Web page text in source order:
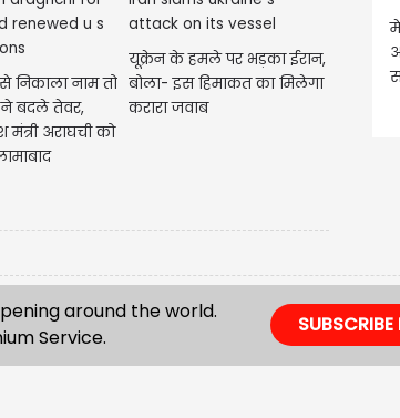
निकाला नाम तो
ने बदले तेवर,
मंत्री अराघची को
यूक्रेन के हमले पर भड़का ईरान,
बोला- इस हिमाकत का मिलेगा
करारा जवाब
मेष
आपको
सके
around the world.
Service.